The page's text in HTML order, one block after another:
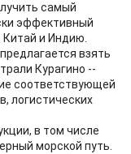
самый
эффективный
и Индию.
взять
Курагино --
соответствующей
логистических
в том числе
морской путь.